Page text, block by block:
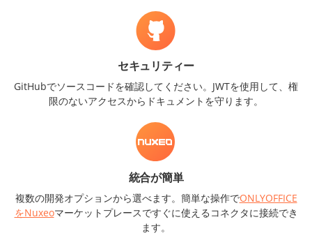
セキュリティー
GitHubでソースコードを確認してください。JWTを使用して、権
限のないアクセスからドキュメントを守ります。
統合が簡単
複数の開発オプションから選べます。簡単な操作でONLYOFFICE
をNuxeoマーケットプレースですぐに使えるコネクタに接続でき
ます。